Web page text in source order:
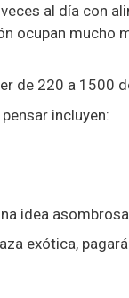
al día con
ocupan mucho
de 220 a 1500
incluyen:
idea
exótica,